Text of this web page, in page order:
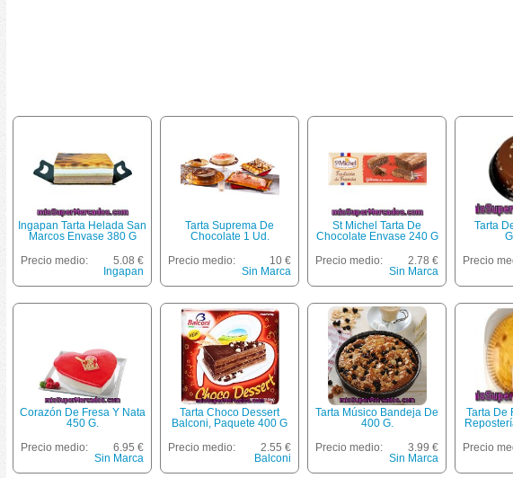
Ingapan Tarta Helada San
Marcos Envase 380 G
Precio medio:
5.08 €
Ingapan
Tarta Suprema De
Chocolate 1 Ud.
Precio medio:
10 €
Sin Marca
St Michel Tarta De
Chocolate Envase 240 G
Precio medio:
2.78 €
Sin Marca
Tarta
Precio
Corazón De Fresa Y Nata
450 G.
Precio medio:
6.95 €
Sin Marca
Tarta Choco Dessert
Balconi, Paquete 400 G
Precio medio:
2.55 €
Balconi
Tarta Músico Bandeja De
400 G.
Precio medio:
3.99 €
Sin Marca
Tarta De
Precio